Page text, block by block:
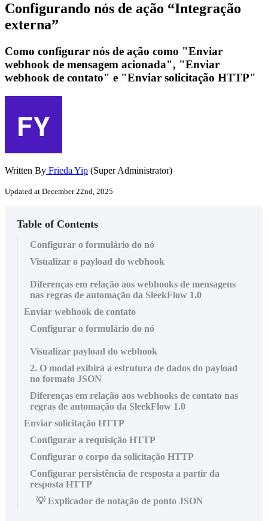
Configurando nós de ação “Integração
externa”
Como configurar nós de ação como "Enviar
webhook de mensagem acionada", "Enviar
webhook de contato" e "Enviar solicitação HTTP"
Written By Frieda Yip (Super Administrator)
Updated at December 22nd, 2025
Table of Contents
Configurar o formulário do nó
Visualizar o payload do webhook
Diferenças em relação aos webhooks de mensagens
nas regras de automação da SleekFlow 1.0
Enviar webhook de contato
Configurar o formulário do nó
Visualizar payload do webhook
2. O modal exibirá a estrutura de dados do payload
no formato JSON
Diferenças em relação aos webhooks de contato nas
regras de automação da SleekFlow 1.0
Enviar solicitação HTTP
Configurar a requisição HTTP
Configurar o corpo da solicitação HTTP
Configurar persistência de resposta a partir da
resposta HTTP
💡 Explicador de notação de ponto JSON